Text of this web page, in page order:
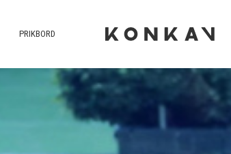
PRIKBORD